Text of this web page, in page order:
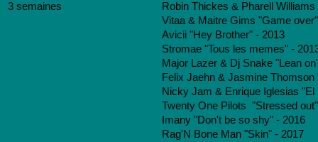
3 semaines
Robin Thickes & Pharell
Vitaa & Maitre Gims "Game
Avicii "Hey Brother" - 2013
Stromae "Tous les memes" -
Major Lazer & Dj Snake "Lean
Felix Jaehn & Jasmine Thomson
Nicky Jam & Enrique Iglesias "El
Twenty One Pilots "Stressed
Imany "Don't be so shy" - 2016
Rag'N Bone Man "Skin" - 2017